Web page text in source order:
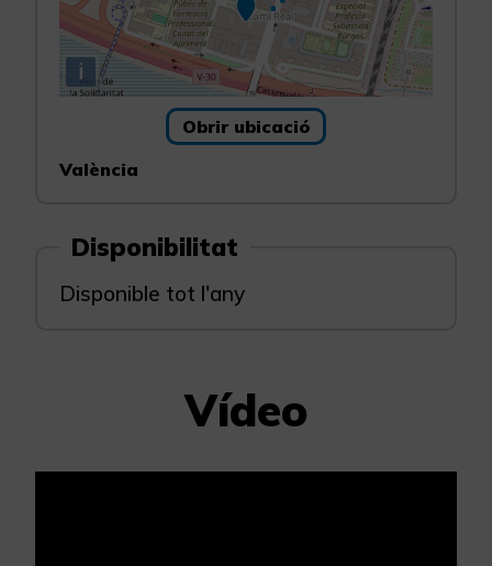
i
Obrir ubicació
València
Disponibilitat
Disponible tot l'any
Vídeo